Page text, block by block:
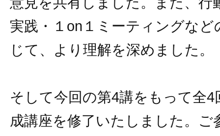
実践・１on１ミーティングな
じて、より理解を深めました。
そして今回の第4講をもって全
成講座を修了いたしました。